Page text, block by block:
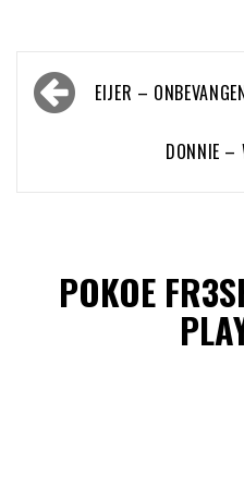
Bericht
navigatie
EIJER –
DONNIE –
POKOE